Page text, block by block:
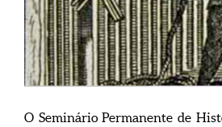
O Seminário Permanente de